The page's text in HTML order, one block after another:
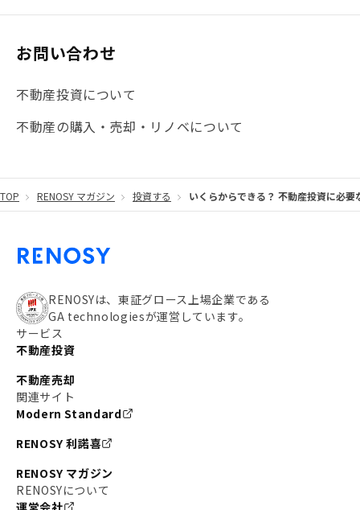
#JR湘南新宿ライン
#20代 #都営浅草線
#東急東横線
#都営大江戸線
#都営三田線 #不労所得
#私の資産ポートフォリオ
#わたしのリノベーションストーリー #JR横須賀線
#東京メトロ副都心線
#東京メトロ銀座線
#東京メトロ半蔵門線
#日暮里・舎人ライナー
お問い合わせ
不動産投資について
不動産の購入・売却・リノベについて
TOP RENOSY マガジン 投資する いくらからできる？ 不動産投資に必要
RENOSYは、東証グロース上場企業である
GA technologiesが運営しています。
サービス
不動産投資
不動産売却
関連サイト
Modern Standard
RENOSY 利諾喜
RENOSY マガジン
RENOSYについて
運営会社